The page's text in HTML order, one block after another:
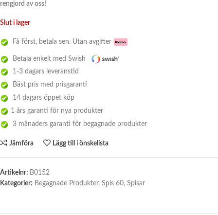
rengjord av oss!
Slut i lager
Få först, betala sen. Utan avgifter
Betala enkelt med Swish
1-3 dagars leveranstid
Bäst pris med prisgaranti
14 dagars öppet köp
1 års garanti för nya produkter
3 månaders garanti för begagnade produkter
Jämföra Lägg till i önskelista
Artikelnr: B0152
Kategorier: Begagnade Produkter, Spis 60, Spisar